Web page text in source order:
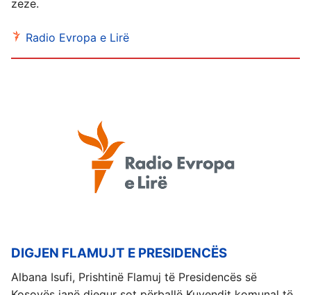
zeze.
Radio Evropa e Lirë
DIGJEN FLAMUJT E PRESIDENCËS
Albana Isufi, Prishtinë Flamuj të Presidencës së